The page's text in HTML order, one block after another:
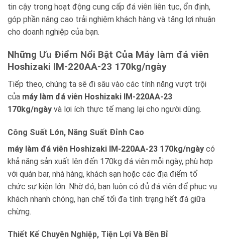
tin cậy trong hoạt động cung cấp đá viên liên tục, ổn định,
góp phần nâng cao trải nghiệm khách hàng và tăng lợi nhuận
cho doanh nghiệp của bạn.
Những Ưu Điểm Nổi Bật Của Máy làm đá viên
Hoshizaki IM-220AA-23 170kg/ngày
Tiếp theo, chúng ta sẽ đi sâu vào các tính năng vượt trội
của máy làm đá viên Hoshizaki IM-220AA-23
170kg/ngày và lợi ích thực tế mang lại cho người dùng.
Công Suất Lớn, Năng Suất Đỉnh Cao
máy làm đá viên Hoshizaki IM-220AA-23 170kg/ngày có
khả năng sản xuất lên đến 170kg đá viên mỗi ngày, phù hợp
với quán bar, nhà hàng, khách sạn hoặc các địa điểm tổ
chức sự kiện lớn. Nhờ đó, bạn luôn có đủ đá viên để phục vụ
khách nhanh chóng, hạn chế tối đa tình trạng hết đá giữa
chừng.
Thiết Kế Chuyên Nghiệp, Tiện Lợi Và Bền Bỉ